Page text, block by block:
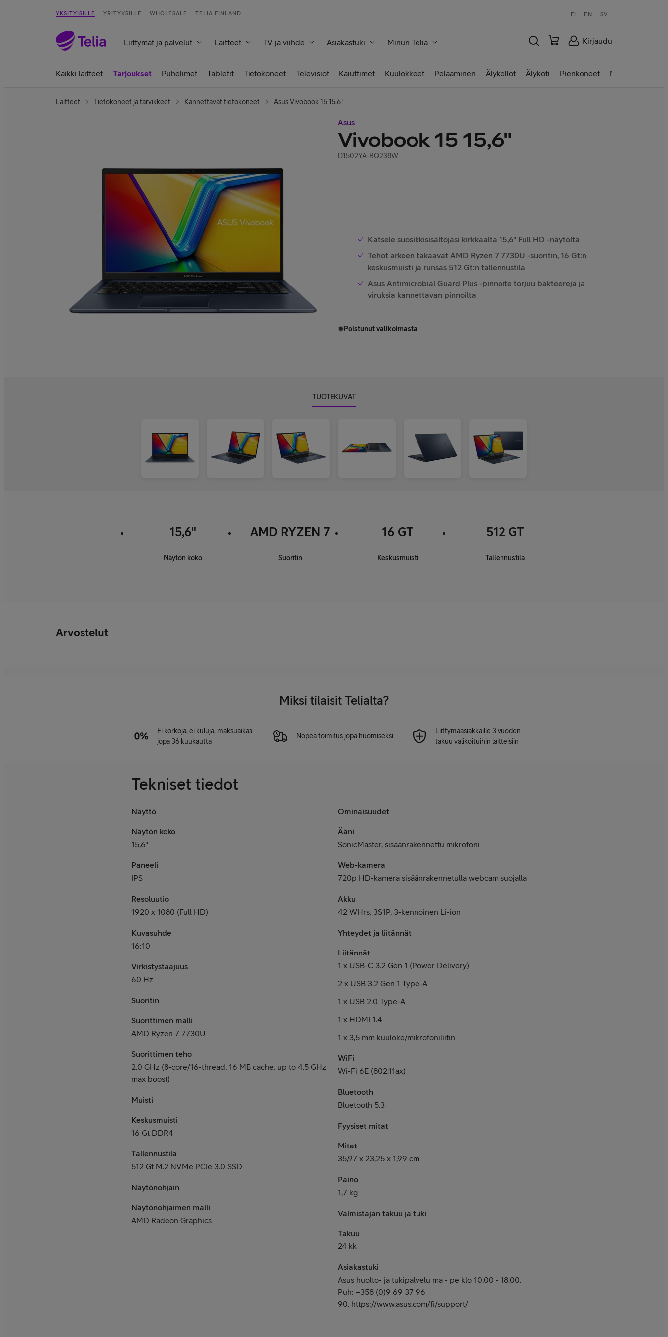
YKSITYISILLE YRITYKSILLE WHOLESALE TELIA FINLAND FI EN SV
Liittymät ja palvelut Laitteet TV ja viihde Asiakastuki Minun Telia Kirjaudu
Kaikki laitteet Tarjoukset Puhelimet Tabletit Tietokoneet Televisiot Kaiuttimet Kuulokkeet Pelaaminen Älykellot Älykoti Pienkoneet Nettilaitteet
Laitteet Tietokoneet ja tarvikkeet Kannettavat tietokoneet Asus Vivobook 15 15,6"
Asus
Vivobook 15 15,6"
D1502YA-BQ238W
Katsele suosikkisisältöjäsi kirkkaalta 15,6" Full HD -näytöltä
Tehot arkeen takaavat AMD Ryzen 7 7730U -suoritin, 16 Gt:n
keskusmuisti ja runsas 512 Gt:n tallennustila
Asus Antimicrobial Guard Plus -pinnoite torjuu bakteereja ja
viruksia kannettavan pinnoilta
Poistunut valikoimasta
TUOTEKUVAT
15,6"
Näytön koko
AMD RYZEN 7
Suoritin
16 GT
Keskusmuisti
512 GT
Tallennustila
Arvostelut
Miksi tilaisit Telialta?
Ei korkoja, ei kuluja, maksuaikaa
jopa 36 kuukautta
Nopea toimitus jopa huomiseksi
Liittymäasiakkaille 3 vuoden
takuu valikoituihin laitteisiin
Tekniset tiedot
Näyttö
Näytön koko
15,6"
Paneeli
IPS
Resoluutio
1920 x 1080 (Full HD)
Kuvasuhde
16:10
Virkistystaajuus
60 Hz
Suoritin
Suorittimen malli
AMD Ryzen 7 7730U
Suorittimen teho
2.0 GHz (8-core/16-thread, 16 MB cache, up to 4.5 GHz
max boost)
Muisti
Keskusmuisti
16 Gt DDR4
Tallennustila
512 Gt M.2 NVMe PCIe 3.0 SSD
Näytönohjain
Näytönohjaimen malli
AMD Radeon Graphics
Ominaisuudet
Ääni
SonicMaster, sisäänrakennettu mikrofoni
Web-kamera
720p HD-kamera sisäänrakennetulla webcam suojalla
Akku
42 WHrs, 3S1P, 3-kennoinen Li-ion
Yhteydet ja liitännät
Liitännät
1 x USB-C 3.2 Gen 1 (Power Delivery)
2 x USB 3.2 Gen 1 Type-A
1 x USB 2.0 Type-A
1 x HDMI 1.4
1 x 3,5 mm kuuloke/mikrofoniliitin
WiFi
Wi-Fi 6E (802.11ax)
Bluetooth
Bluetooth 5.3
Fyysiset mitat
Mitat
35,97 x 23,25 x 1,99 cm
Paino
1,7 kg
Valmistajan takuu ja tuki
Takuu
24 kk
Asiakastuki
Asus huolto- ja tukipalvelu ma - pe klo 10.00 - 18.00.
Puh: +358 (0)9 69 37 96
90. https://www.asus.com/fi/support/